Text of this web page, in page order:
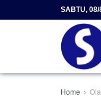
SABTU, 08/
Home